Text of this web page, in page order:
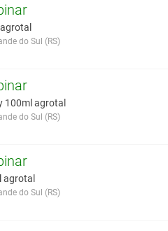
pela cotação deste item. Você acha que
do Sul (RS)
100ml agrotal
do Sul (RS)
agrotal
do Sul (RS)